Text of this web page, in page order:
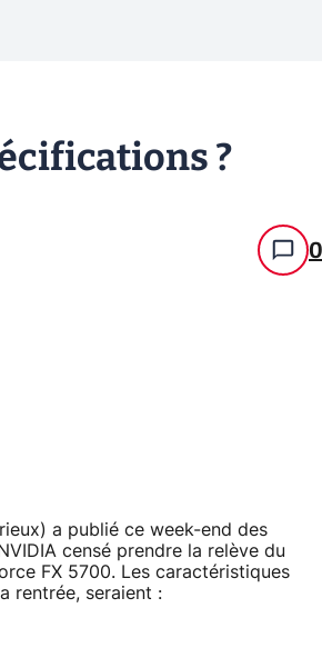
?
0
a publié ce week-end des
censé prendre la relève du
FX 5700. Les caractéristiques
rentrée, seraient :